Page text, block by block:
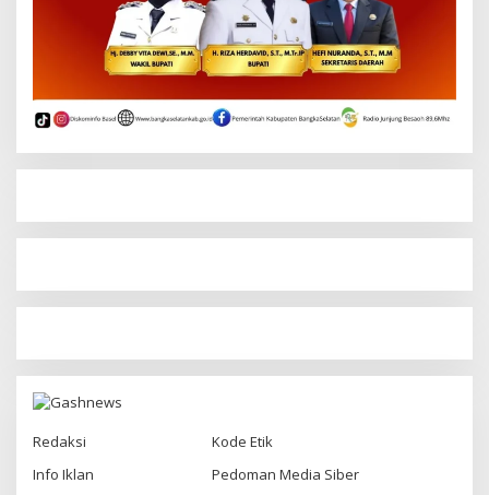
Redaksi
Kode Etik
Info Iklan
Pedoman Media Siber